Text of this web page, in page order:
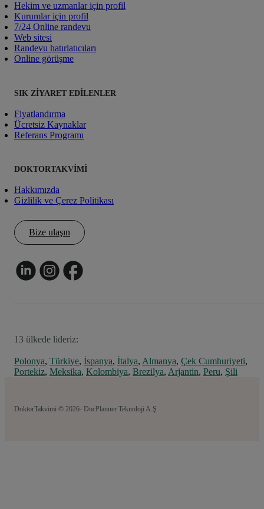
Hekim ve uzmanlar için profil
Kurumlar için profil
7/24 Online randevu
Web sitesi
Randevu hatırlatıcıları
Online görüşme
SIK ZIYARET EDILENLER
Fiyatlandırma
Ücretsiz Kaynaklar
Referans Programı
DOKTORTAKVIMI
Hakkımızda
Gizlilik ve Çerez Politikası
Bize ulaşın
13 ülkede lideriz:
Polonya, Türkiye, İspanya, İtalya, Almanya, Çek Cumhuriyeti,
Portekiz, Meksika, Kolombiya, Brezilya, Arjantin, Peru, Şili
DoktorTakvimi © 2026- DocPlanner Teknoloji A.Ş